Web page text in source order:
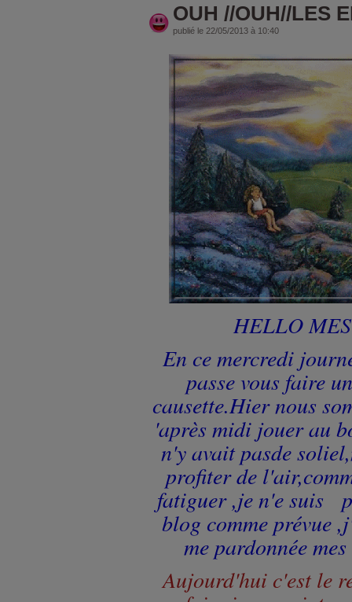
OUH //OUH//LES
publié le 22/05/2013 à 10:40
HELLO
En ce mercredi
passe vous faire
causette.Hier nous
'après midi jouer au
n'y avait pasde
profiter de
fatiguer ,je n'e suis
blog comme prévue
me pardonnée
Aujourd'hui c'est le